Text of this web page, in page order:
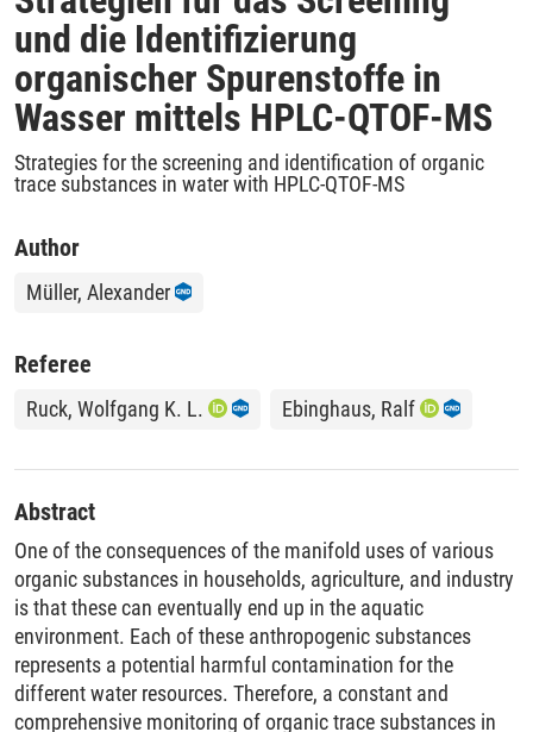
und die Identifizierung
organischer Spurenstoffe in
Wasser mittels HPLC-QTOF-MS
Strategies for the screening and identification of organic
trace substances in water with HPLC-QTOF-MS
Author
Müller, Alexander
Referee
Ruck, Wolfgang K. L. Ebinghaus, Ralf
Abstract
One of the consequences of the manifold uses of various
organic substances in households, agriculture, and industry
is that these can eventually end up in the aquatic
environment. Each of these anthropogenic substances
represents a potential harmful contamination for the
different water resources. Therefore, a constant and
comprehensive monitoring of organic trace substances in